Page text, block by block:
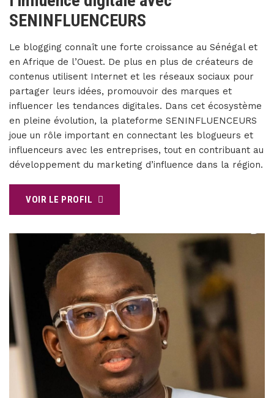
SENINFLUENCEURS
Le blogging connaît une forte croissance au Sénégal et
en Afrique de l’Ouest. De plus en plus de créateurs de
contenus utilisent Internet et les réseaux sociaux pour
partager leurs idées, promouvoir des marques et
influencer les tendances digitales. Dans cet écosystème
en pleine évolution, la plateforme SENINFLUENCEURS
joue un rôle important en connectant les blogueurs et
influenceurs avec les entreprises, tout en contribuant au
développement du marketing d’influence dans la région.
VOIR LE PROFIL